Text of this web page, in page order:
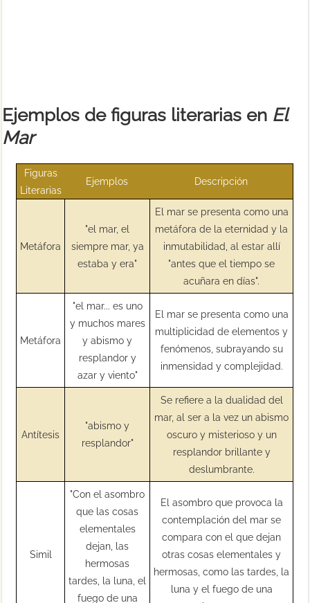
Ejemplos de figuras literarias en El
Mar
Figuras
Literarias
Ejemplos Descripción
Metáfora
"el mar, el
siempre mar, ya
estaba y era"
El mar se presenta como una
metáfora de la eternidad y la
inmutabilidad, al estar allí
"antes que el tiempo se
acuñara en días".
Metáfora
"el mar... es uno
y muchos mares
y abismo y
resplandor y
azar y viento"
El mar se presenta como una
multiplicidad de elementos y
fenómenos, subrayando su
inmensidad y complejidad.
Antítesis
"abismo y
resplandor"
Se refiere a la dualidad del
mar, al ser a la vez un abismo
oscuro y misterioso y un
resplandor brillante y
deslumbrante.
Simil
"Con el asombro
que las cosas
elementales
dejan, las
hermosas
tardes, la luna, el
fuego de una
El asombro que provoca la
contemplación del mar se
compara con el que dejan
otras cosas elementales y
hermosas, como las tardes, la
luna y el fuego de una